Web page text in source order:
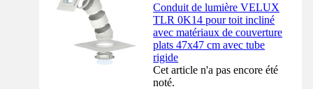
Conduit de lumière VELUX
TLR 0K14 pour toit incliné
avec matériaux de couverture
plats 47x47 cm avec tube
rigide
Cet article n'a pas encore été
noté.